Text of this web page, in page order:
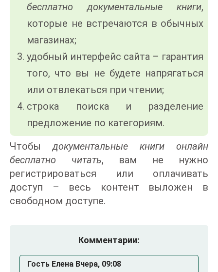
бесплатно документальные книги,
которые не встречаются в обычных
магазинах;
удобный интерфейс сайта – гарантия
того, что вы не будете напрягаться
или отвлекаться при чтении;
строка поиска и разделение
предложение по категориям.
Чтобыдокументальные книги онлайн
бесплатно читать, вам не нужно
регистрироваться или оплачивать
доступ – весь контент выложен в
свободном доступе.
Комментарии:
Гость Елена Вчера, 09:08